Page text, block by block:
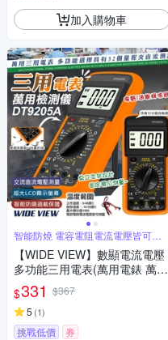
加入購物車
智能防燒 電容電阻電流電壓皆可測
量
【WIDE VIEW】數顯電流電壓
多功能三用電表(萬用電錶 萬能
電表 電壓表 電壓測量 電容表/D
T9205A)
$331 $367
5 (1)
挑戰低價 券